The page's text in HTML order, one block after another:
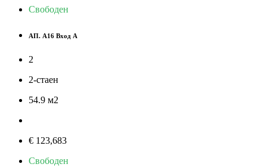
Свободен
АП. А16 Вход А
2
2-стаен
54.9 м2
€ 123,683
Свободен